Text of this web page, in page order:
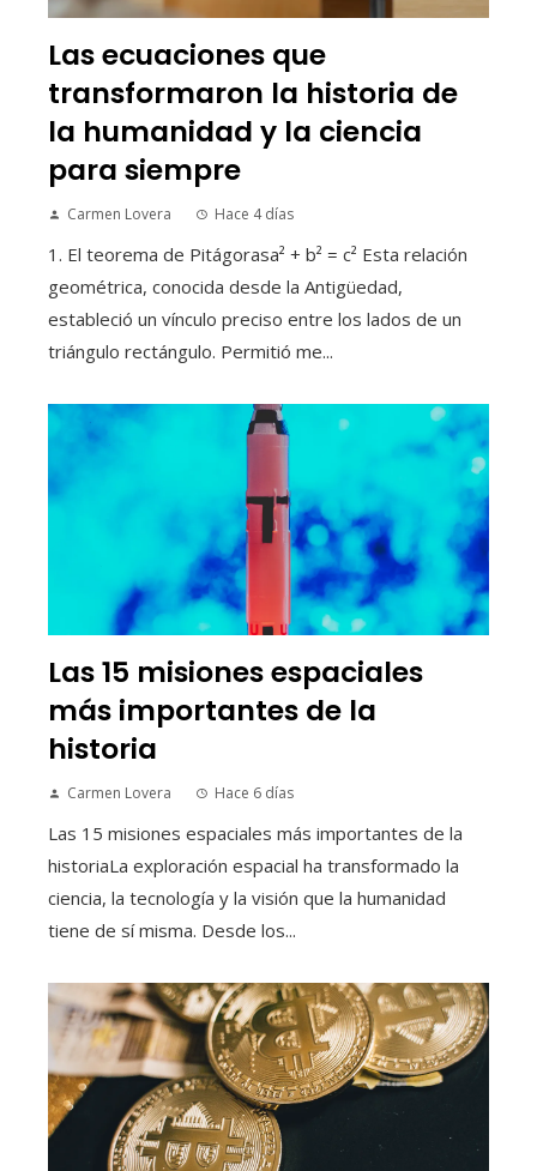
Las ecuaciones que
transformaron la historia de
la humanidad y la ciencia
para siempre
Carmen Lovera Hace 4 días
1. El teorema de Pitágorasa² + b² = c² Esta relación
geométrica, conocida desde la Antigüedad,
estableció un vínculo preciso entre los lados de un
triángulo rectángulo. Permitió me...
Las 15 misiones espaciales
más importantes de la
historia
Carmen Lovera Hace 6 días
Las 15 misiones espaciales más importantes de la
historiaLa exploración espacial ha transformado la
ciencia, la tecnología y la visión que la humanidad
tiene de sí misma. Desde los...